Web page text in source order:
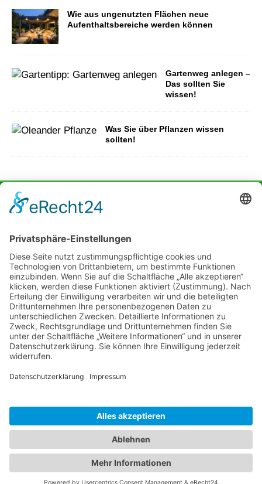
Wie aus ungenutzten Flächen neue
Aufenthaltsbereiche werden können
Gartenweg anlegen –
Das sollten Sie
wissen!
Was Sie über Pflanzen wissen
sollten!